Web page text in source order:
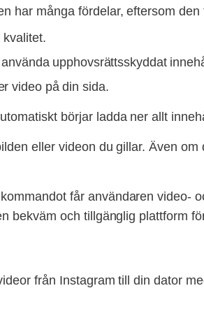
har många fördelar, eftersom den
kvalitet.
upphovsrättsskyddat
video på din sida.
börjar ladda ner allt
eller videon du gillar. Även
får användaren video-
bekväm och tillgänglig plattform
från Instagram till din dator